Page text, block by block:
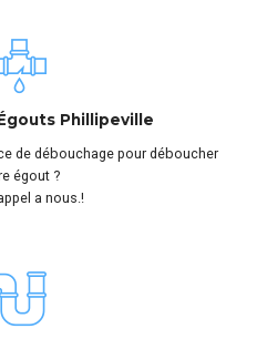
Phillipeville
de débouchage pour déboucher
égout ?
a nous.!